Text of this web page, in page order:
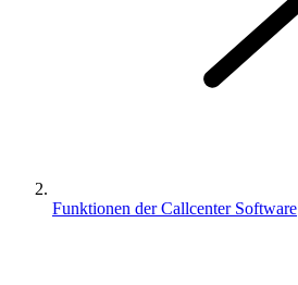
Funktionen der Callcenter Software